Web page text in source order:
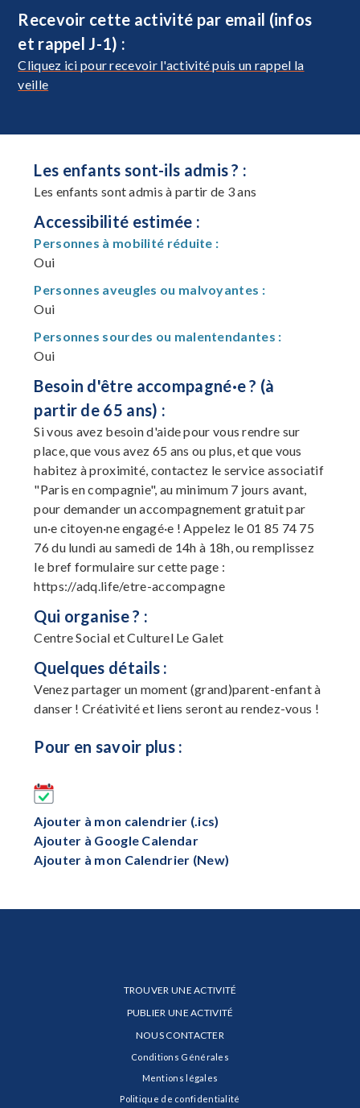
Recevoir cette activité par email (infos
et rappel J-1) :
Cliquez ici pour recevoir l'activité puis un rappel la
veille
Les enfants sont-ils admis ? :
Les enfants sont admis à partir de 3 ans
Accessibilité estimée :
Personnes à mobilité réduite :
Oui
Personnes aveugles ou malvoyantes :
Oui
Personnes sourdes ou malentendantes :
Oui
Besoin d'être accompagné·e ? (à
partir de 65 ans) :
Si vous avez besoin d'aide pour vous rendre sur
place, que vous avez 65 ans ou plus, et que vous
habitez à proximité, contactez le service associatif
"Paris en compagnie", au minimum 7 jours avant,
pour demander un accompagnement gratuit par
un·e citoyen·ne engagé·e ! Appelez le 01 85 74 75
76 du lundi au samedi de 14h à 18h, ou remplissez
le bref formulaire sur cette page :
https://adq.life/etre-accompagne
Qui organise ? :
Centre Social et Culturel Le Galet
Quelques détails :
Venez partager un moment (grand)parent-enfant à
danser ! Créativité et liens seront au rendez-vous !
Pour en savoir plus :
Ajouter à mon calendrier (.ics)
Ajouter à Google Calendar
Ajouter à mon Calendrier (New)
TROUVER UNE ACTIVITÉ
PUBLIER UNE ACTIVITÉ
NOUS CONTACTER
Conditions Générales
Mentions légales
Politique de confidentialité